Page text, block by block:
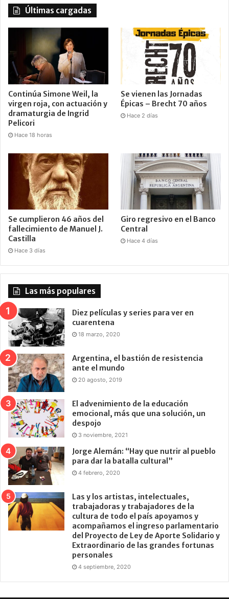
Últimas cargadas
Continúa Simone Weil, la
virgen roja, con actuación y
dramaturgia de Ingrid
Pelicori
Hace 18 horas
Se vienen las Jornadas
Épicas – Brecht 70 años
Hace 2 días
Se cumplieron 46 años del
fallecimiento de Manuel J.
Castilla
Hace 3 días
Giro regresivo en el Banco
Central
Hace 4 días
Las más populares
Diez películas y series para ver en
cuarentena
18 marzo, 2020
Argentina, el bastión de resistencia
ante el mundo
20 agosto, 2019
El advenimiento de la educación
emocional, más que una solución, un
despojo
3 noviembre, 2021
Jorge Alemán: “Hay que nutrir al pueblo
para dar la batalla cultural”
4 febrero, 2020
Las y los artistas, intelectuales,
trabajadoras y trabajadores de la
cultura de todo el país apoyamos y
acompañamos el ingreso parlamentario
del Proyecto de Ley de Aporte Solidario y
Extraordinario de las grandes fortunas
personales
4 septiembre, 2020